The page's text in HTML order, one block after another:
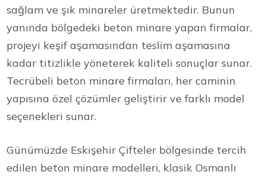
sağlam ve şık minareler üretmektedir. Bunun
yanında bölgedeki beton minare yapan firmalar,
projeyi keşif aşamasından teslim aşamasına
kadar titizlikle yöneterek kaliteli sonuçlar sunar.
Tecrübeli beton minare firmaları, her caminin
yapısına özel çözümler geliştirir ve farklı model
seçenekleri sunar.
Günümüzde Eskişehir Çifteler bölgesinde tercih
edilen beton minare modelleri, klasik Osmanlı